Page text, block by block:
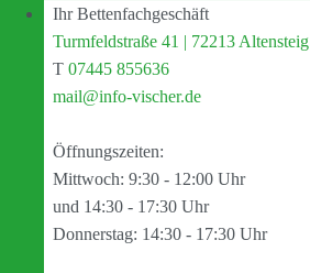
Ihr Bettenfachgeschäft
Turmfeldstraße 41 | 72213 Altensteig
T 07445 855636
mail@info-vischer.de
Öffnungszeiten:
Mittwoch: 9:30 - 12:00 Uhr
und 14:30 - 17:30 Uhr
Donnerstag: 14:30 - 17:30 Uhr